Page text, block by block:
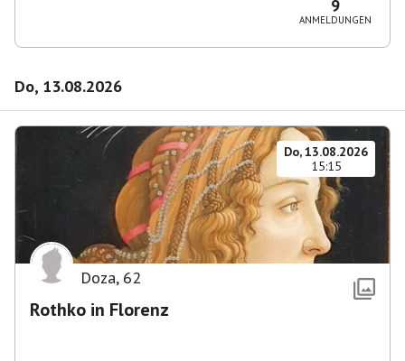
9
ANMELDUNGEN
Do, 13.08.2026
Do, 13.08.2026
15:15
Doza, 62
Rothko in Florenz